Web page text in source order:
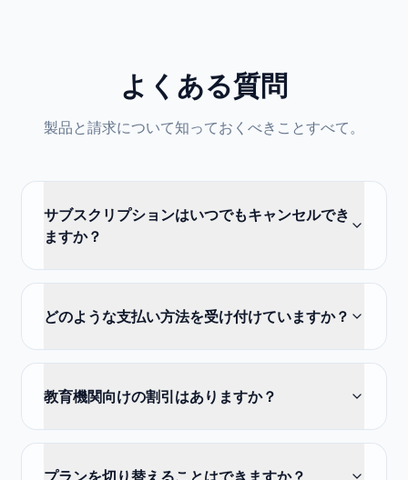
よくある質問
製品と請求について知っておくべきことすべて。
サブスクリプションはいつでもキャンセルでき
ますか？
どのような支払い方法を受け付けていますか？
教育機関向けの割引はありますか？